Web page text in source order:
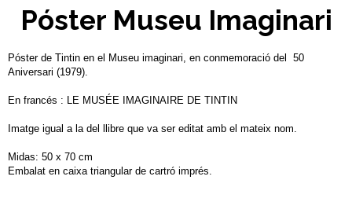
Póster Museu Imaginari
Póster de Tintin en el Museu imaginari, en conmemoració del 50
Aniversari (1979).
En francés : LE MUSÉE IMAGINAIRE DE TINTIN
Imatge igual a la del llibre que va ser editat amb el mateix nom.
Midas: 50 x 70 cm
Embalat en caixa triangular de cartró imprés.